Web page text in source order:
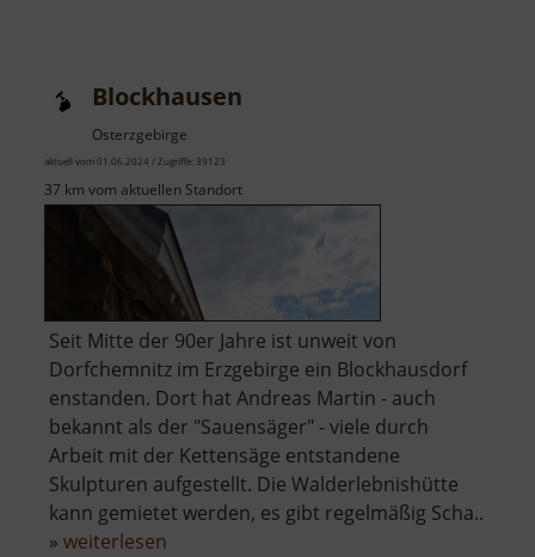
Blockhausen
Osterzgebirge
aktuell vom 01.06.2024 / Zugriffe: 39123
37 km vom aktuellen Standort
Seit Mitte der 90er Jahre ist unweit von
Dorfchemnitz im Erzgebirge ein Blockhausdorf
enstanden. Dort hat Andreas Martin - auch
bekannt als der "Sauensäger" - viele durch
Arbeit mit der Kettensäge entstandene
Skulpturen aufgestellt. Die Walderlebnishütte
kann gemietet werden, es gibt regelmäßig Scha..
» weiterlesen